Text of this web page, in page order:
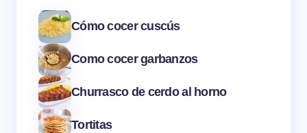
Cómo cocer cuscús
Como cocer garbanzos
Churrasco de cerdo al horno
Tortitas